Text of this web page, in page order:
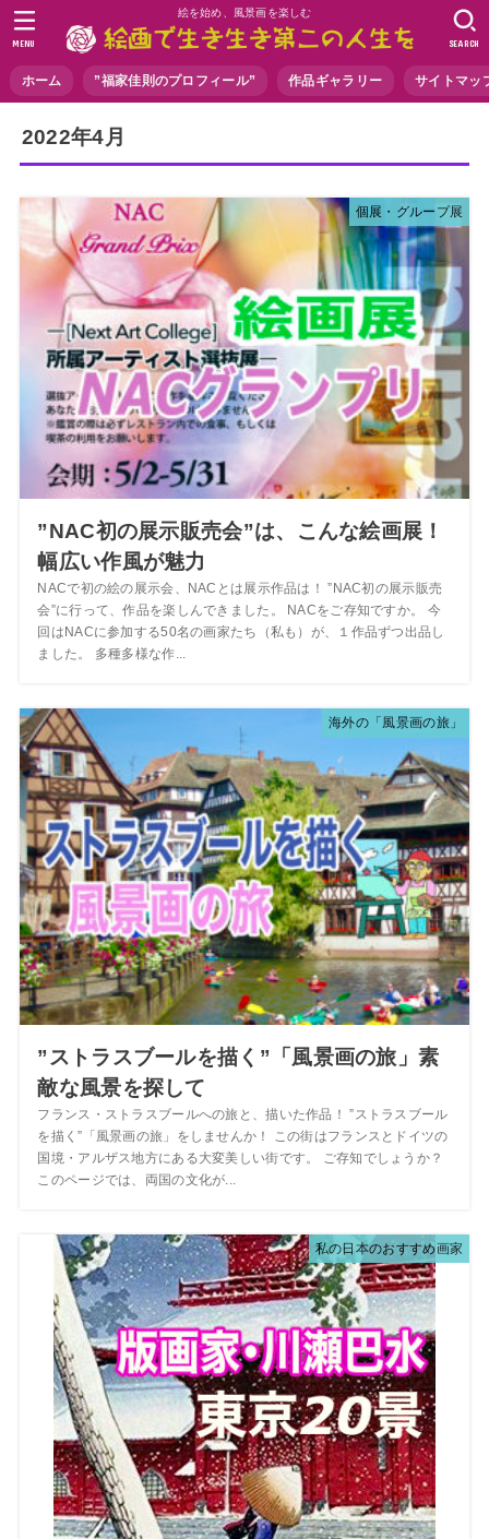
絵を始め、風景画を楽しむ
ホーム ”福家佳則のプロフィール” 作品ギャラリー サイトマッ
SEARCH
MENU
2022年4月
個展・グループ展
”NAC初の展示販売会”は、こんな絵画展！
幅広い作風が魅力
NACで初の絵の展示会、NACとは展示作品は！ ”NAC初の展示販売
会”に行って、作品を楽しんできました。 NACをご存知ですか。 今
回はNACに参加する50名の画家たち（私も）が、１作品ずつ出品し
ました。 多種多様な作...
海外の「風景画の旅」
”ストラスブールを描く”「風景画の旅」素
敵な風景を探して
フランス・ストラスブールへの旅と、描いた作品！ ”ストラスブール
を描く”「風景画の旅」をしませんか！ この街はフランスとドイツの
国境・アルザス地方にある大変美しい街です。 ご存知でしょうか？
このページでは、両国の文化が...
私の日本のおすすめ画家